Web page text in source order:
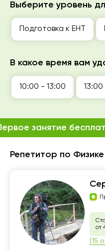
Репетитор по
от
(15
занятие
Выберите уровень
Подготовка к ЕНТ
В какое время вам
10:00 - 13:00 13:00